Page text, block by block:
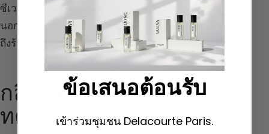
ซีเวตช่วยในการปรุงกลิ่นยาสูบสำหรับสูดดมเป็นต้น
นอกจากนี้ ชื่อ “ซีเวต” ยังถูกใช้เป็นเวลานานเพื่อหมาย
ถึงร้านขายยาสูบ (บางแห่งยังใช้ชื่อนี้อยู่)
กลิ่นของซีเวตและการ
ทดแทน
ข้อเสนอต้อนรับ
เข้าร่วมชุมชน Delacourte Paris.